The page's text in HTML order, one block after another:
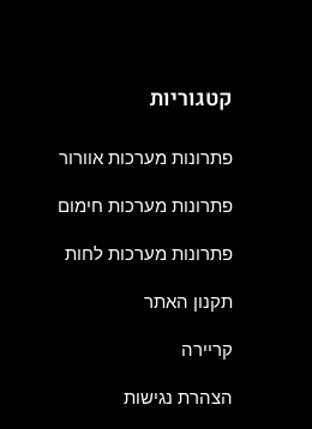
קטגוריות
פתרונות מערכות אוורור
פתרונות מערכות חימום
פתרונות מערכות לחות
תקנון האתר
קריירה
הצהרת נגישות